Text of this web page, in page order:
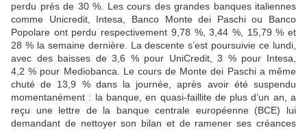
perdu près de 30 %. Les cours des grandes banques italiennes
comme Unicredit, Intesa, Banco Monte dei Paschi ou Banco
Popolare ont perdu respectivement 9,78 %, 3,44 %, 15,79 % et
28 % la semaine dernière. La descente s’est poursuivie ce lundi,
avec des baisses de 3,6 % pour UniCredit, 3 % pour Intesa,
4,2 % pour Mediobanca. Le cours de Monte dei Paschi a même
chuté de 13,9 % dans la journée, après avoir été suspendu
momentanément : la banque, en quasi-faillite de plus d’un an, a
reçu une lettre de la banque centrale européenne (BCE) lui
demandant de nettoyer son bilan et de ramener ses créances